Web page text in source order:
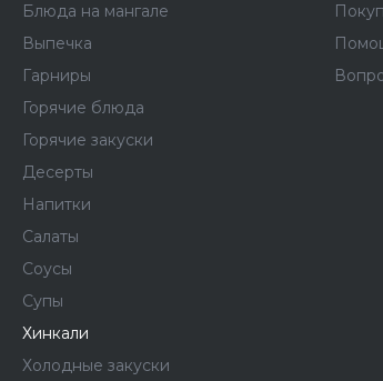
Блюда на мангале
Выпечка
Гарниры
Горячие блюда
Горячие закуски
Десерты
Напитки
Салаты
Соусы
Супы
Хинкали
Холодные закуски